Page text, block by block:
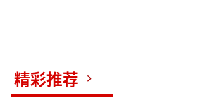
精彩推荐